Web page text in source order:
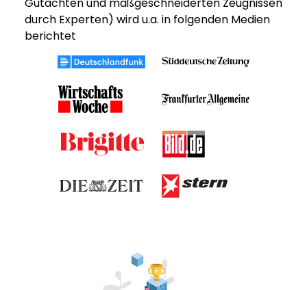
Gutachten und maßgeschneiderten Zeugnissen
durch Experten) wird u.a. in folgenden Medien
berichtet